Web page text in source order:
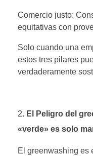
Comercio justo:
equitativas con
Solo cuando una
estos tres pilares
verdaderamente
El Peligro del
«verde» es solo
El greenwashing es